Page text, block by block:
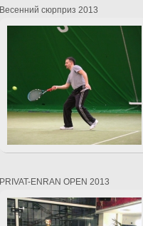
Весенний сюрприз 2013
PRIVAT-ENRAN OPEN 2013